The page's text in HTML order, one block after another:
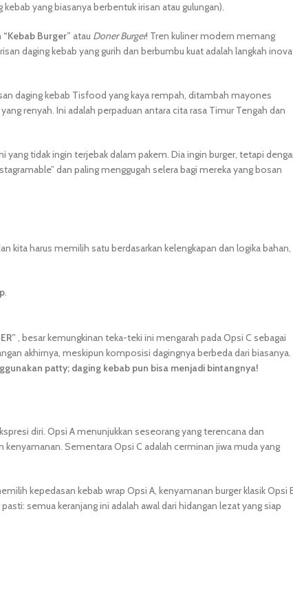
kebab yang biasanya berbentuk irisan atau gulungan).
“Kebab Burger” atau Doner Burger! Tren kuliner modern memang
daging kebab yang gurih dan berbumbu kuat adalah langkah
daging kebab Tisfood yang kaya rempah, ditambah mayones
renyah. Ini adalah perpaduan antara cita rasa Timur Tengah dan
yang tidak ingin terjebak dalam pakem. Dia ingin burger, tetapi
dan paling menggugah selera bagi mereka yang bosan
kita harus memilih satu berdasarkan kelengkapan dan logika bahan,
.
, besar kemungkinan teka-teki ini mengarah pada Opsi C sebagai
akhirnya, meskipun komposisi dagingnya berbeda dari biasanya.
patty; daging kebab pun bisa menjadi bintangnya!
diri. Opsi A menunjukkan seseorang yang terencana dan
Sementara Opsi C adalah cerminan jiwa muda yang
kepedasan kebab wrap Opsi A, kenyamanan burger klasik Opsi
semua keranjang ini adalah awal dari hidangan lezat yang siap